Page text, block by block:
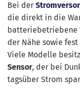
Bei der
die direkt in die
batteriebetriebene
der Nähe sowie
Viele Modelle
Sensor, der bei
tagsüber Strom